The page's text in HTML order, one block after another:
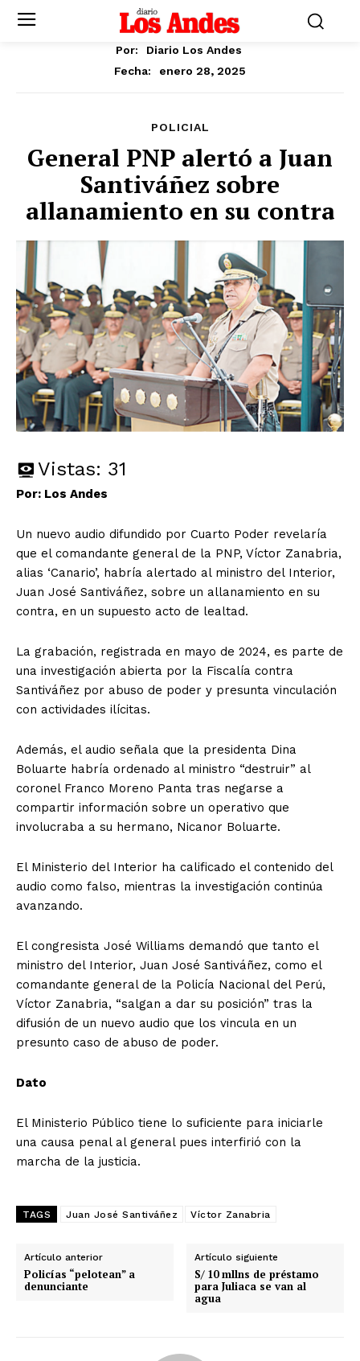
Por:
Diario Los Andes
Fecha:
enero 28, 2025
POLICIAL
General PNP alertó a Juan
Santiváñez sobre
allanamiento en su contra
Vistas: 31
Por: Los Andes
Un nuevo audio difundido por Cuarto Poder revelaría
que el comandante general de la PNP, Víctor Zanabria,
alias ‘Canario’, habría alertado al ministro del Interior,
Juan José Santiváñez, sobre un allanamiento en su
contra, en un supuesto acto de lealtad.
La grabación, registrada en mayo de 2024, es parte de
una investigación abierta por la Fiscalía contra
Santiváñez por abuso de poder y presunta vinculación
con actividades ilícitas.
Además, el audio señala que la presidenta Dina
Boluarte habría ordenado al ministro “destruir” al
coronel Franco Moreno Panta tras negarse a
compartir información sobre un operativo que
involucraba a su hermano, Nicanor Boluarte.
El Ministerio del Interior ha calificado el contenido del
audio como falso, mientras la investigación continúa
avanzando.
El congresista José Williams demandó que tanto el
ministro del Interior, Juan José Santiváñez, como el
comandante general de la Policía Nacional del Perú,
Víctor Zanabria, “salgan a dar su posición” tras la
difusión de un nuevo audio que los vincula en un
presunto caso de abuso de poder.
Dato
El Ministerio Público tiene lo suficiente para iniciarle
una causa penal al general pues interfirió con la
marcha de la justicia.
TAGS Juan José Santiváñez Víctor Zanabria
Artículo anterior
Policías “pelotean” a
denunciante
Artículo siguiente
S/ 10 mllns de préstamo
para Juliaca se van al
agua